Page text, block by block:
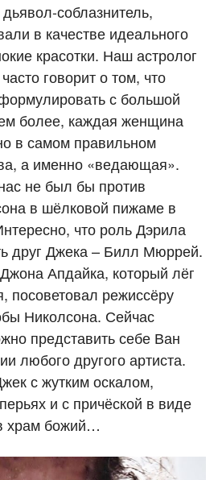
соблазнитель,
в качестве идеального
красотки. Наш астролог
часто говорит о том, что
с большой
более, каждая женщина
в самом правильном
а именно «ведающая».
не был бы против
в шёлковой пижаме в
что роль Дэрила
друг Джека – Билл Мюррей.
Апдайка, который лёг
посоветовал режиссёру
Николсона. Сейчас
представить себе Ван
любого другого артиста.
с жутким оскалом,
и с причёской в виде
храм божий…